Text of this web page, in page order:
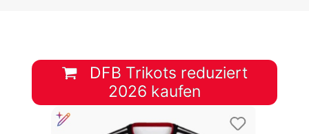
DFB Trikots reduziert
2026 kaufen